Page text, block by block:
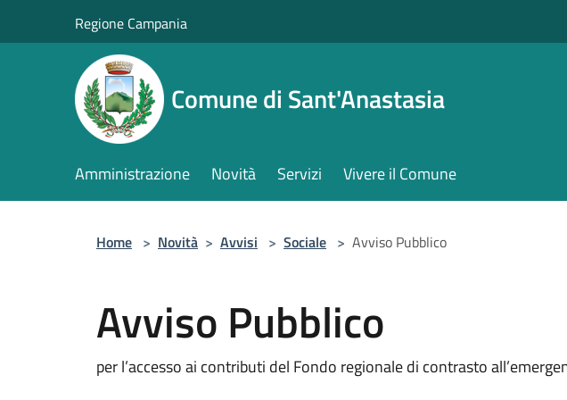
Regione Campania
Comune di Sant'Anastasia
Amministrazione Novità Servizi Vivere il Comune
Home > Novità > Avvisi > Sociale > Avviso Pubblico
Avviso Pubblico
per l’accesso ai contributi del Fondo regionale di contrasto